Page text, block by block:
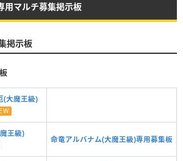
用マルチ募集掲示板
掲示板
(大魔王級)
王級)
命竜アルバナム(大魔王級)専用募集板